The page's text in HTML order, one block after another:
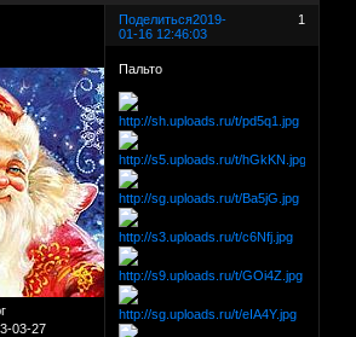
Поделиться 1
2019-
01-16 12:46:03
03-27
Пальто